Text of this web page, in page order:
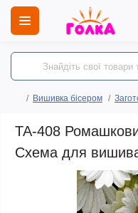
Вишивка бісером
ТА-408
Схема для